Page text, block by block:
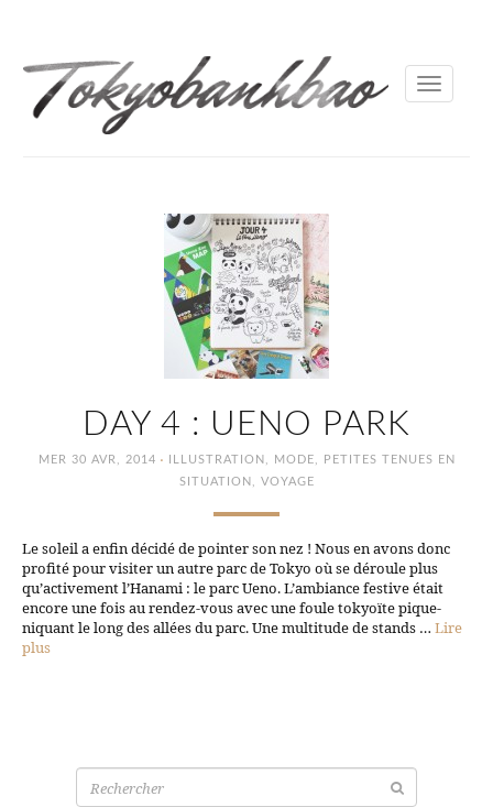
Toggle
DAY 4 : UENO PARK
MER 30 AVR, 2014 · ILLUSTRATION , MODE,
PETITES TENUES EN
SITUATION
VOYAGE
Le soleil a enfin décidé de pointer son nez ! Nous en avons donc
profité pour visiter un autre parc de Tokyo où se déroule plus
qu’activement l’Hanami : le parc Ueno. L’ambiance festive était
encore une fois au rendez-vous avec une foule tokyoïte pique-
niquant le long des allées du parc. Une multitude de stands … Lire
plus
Recherche
pour: